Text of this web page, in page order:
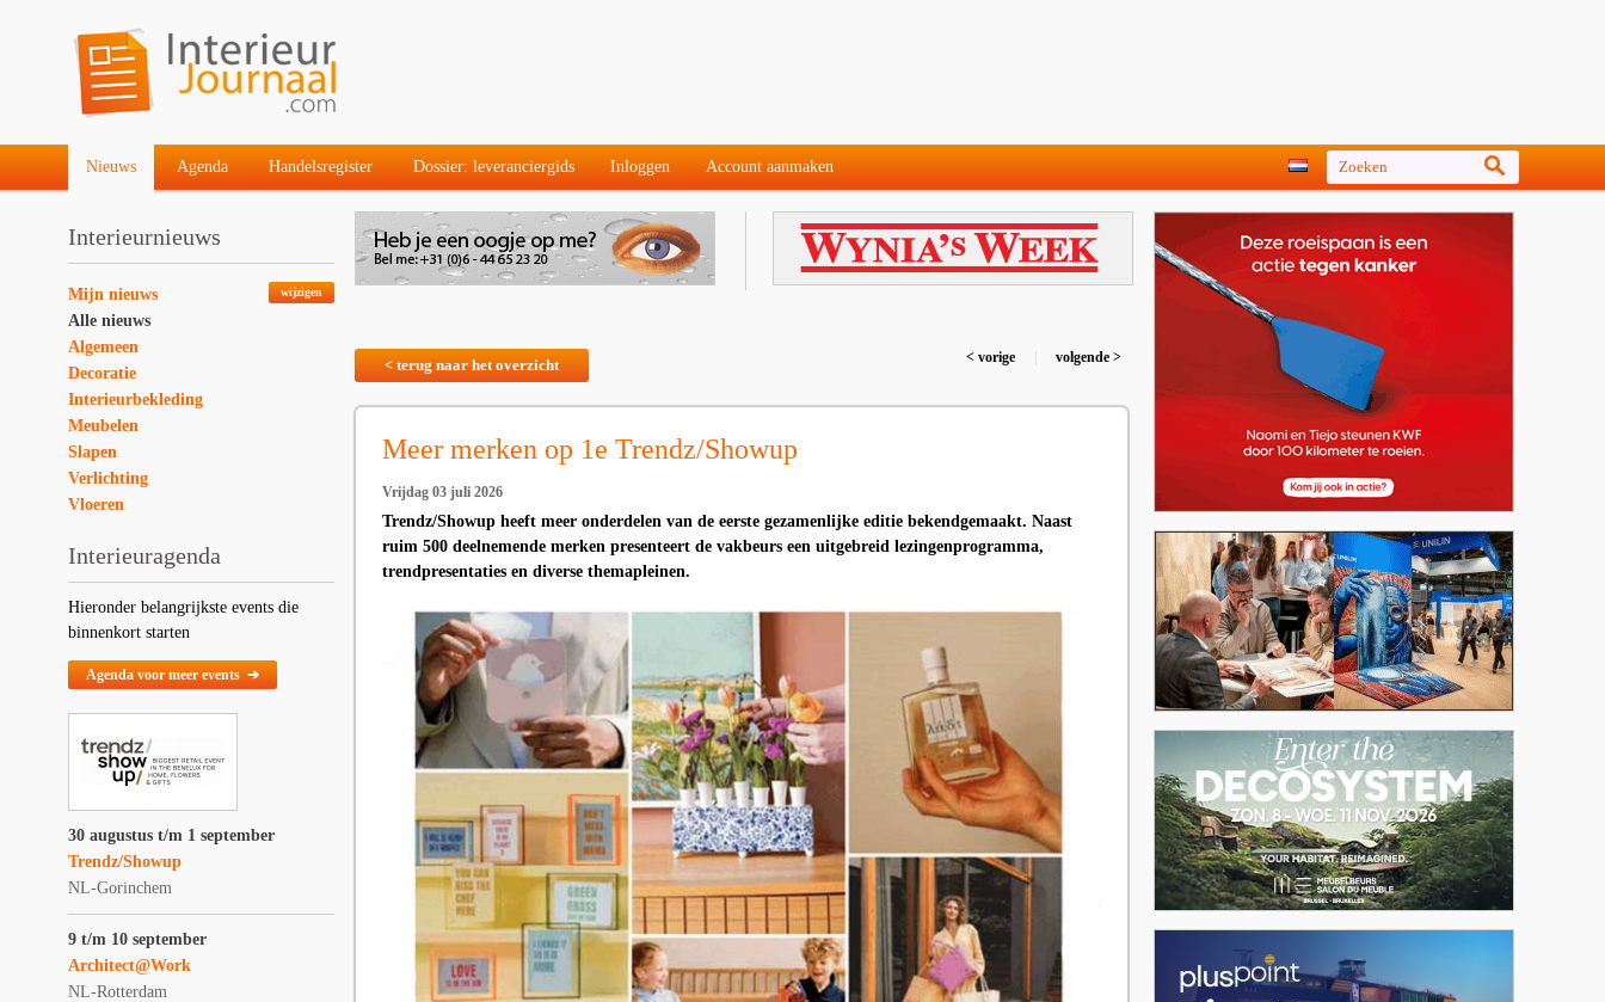
Nieuws Agenda Handelsregister Dossier: leveranciergids Inloggen Account aanmaken
Interieurnieuws
wijzigen
Mijn nieuws
Alle nieuws
Algemeen
Decoratie
Interieurbekleding
Meubelen
Slapen
Verlichting
Vloeren
Interieuragenda
Hieronder belangrijkste events die
binnenkort starten
Agenda voor meer events ➔
30 augustus t/m 1 september
Trendz/Showup
NL-Gorinchem
9 t/m 10 september
Architect@Work
NL-Rotterdam
< terug naar het overzicht < vorige volgende >
Meer merken op 1e Trendz/Showup
Vrijdag 03 juli 2026
Trendz/Showup heeft meer onderdelen van de eerste gezamenlijke editie bekendgemaakt. Naast
ruim 500 deelnemende merken presenteert de vakbeurs een uitgebreid lezingenprogramma,
trendpresentaties en diverse themapleinen.